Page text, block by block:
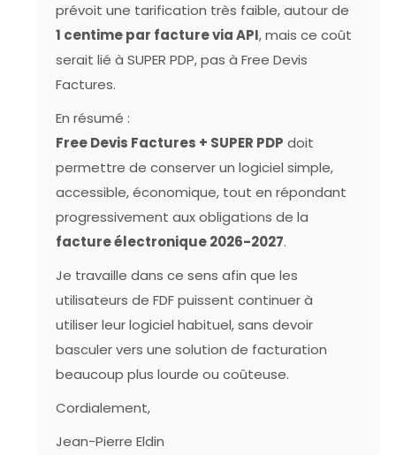
prévoit une tarification très faible, autour de
1 centime par facture via API, mais ce coût
serait lié à SUPER PDP, pas à Free Devis
Factures.
En résumé :
Free Devis Factures + SUPER PDP doit
permettre de conserver un logiciel simple,
accessible, économique, tout en répondant
progressivement aux obligations de la
facture électronique 2026-2027.
Je travaille dans ce sens afin que les
utilisateurs de FDF puissent continuer à
utiliser leur logiciel habituel, sans devoir
basculer vers une solution de facturation
beaucoup plus lourde ou coûteuse.
Cordialement,
Jean-Pierre Eldin